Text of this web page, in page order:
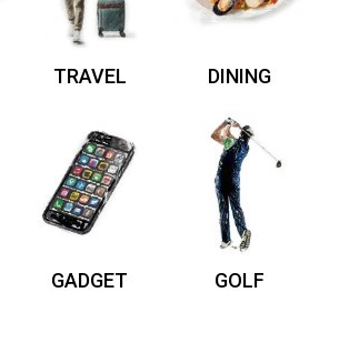
TRAVEL DINING
GADGET GOLF